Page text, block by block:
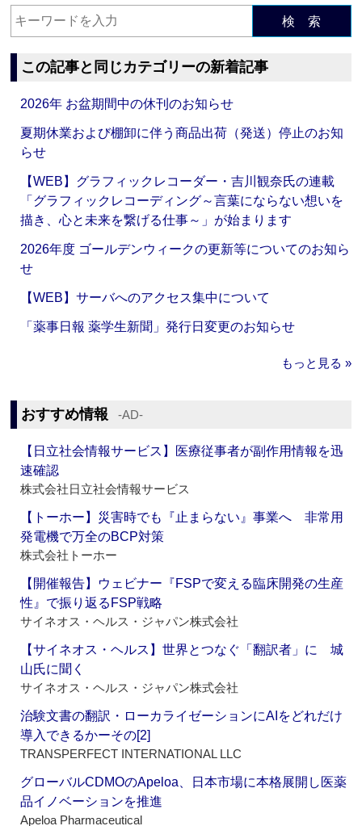
検 索
この記事と同じカテゴリーの新着記事
2026年 お盆期間中の休刊のお知らせ
夏期休業および棚卸に伴う商品出荷（発送）停止のお知
らせ
【WEB】グラフィックレコーダー・吉川観奈氏の連載
「グラフィックレコーディング～言葉にならない想いを
描き、心と未来を繋げる仕事～」が始まります
2026年度 ゴールデンウィークの更新等についてのお知ら
せ
【WEB】サーバへのアクセス集中について
「薬事日報 薬学生新聞」発行日変更のお知らせ
もっと見る »
おすすめ情報 ‐AD‐
【日立社会情報サービス】医療従事者が副作用情報を迅
速確認
株式会社日立社会情報サービス
【トーホー】災害時でも『止まらない』事業へ 非常用
発電機で万全のBCP対策
株式会社トーホー
【開催報告】ウェビナー『FSPで変える臨床開発の生産
性』で振り返るFSP戦略
サイネオス・ヘルス・ジャパン株式会社
【サイネオス・ヘルス】世界とつなぐ「翻訳者」に 城
山氏に聞く
サイネオス・ヘルス・ジャパン株式会社
治験文書の翻訳・ローカライゼーションにAIをどれだけ
導入できるかーその[2]
TRANSPERFECT INTERNATIONAL LLC
グローバルCDMOのApeloa、日本市場に本格展開し医薬
品イノベーションを推進
Apeloa Pharmaceutical